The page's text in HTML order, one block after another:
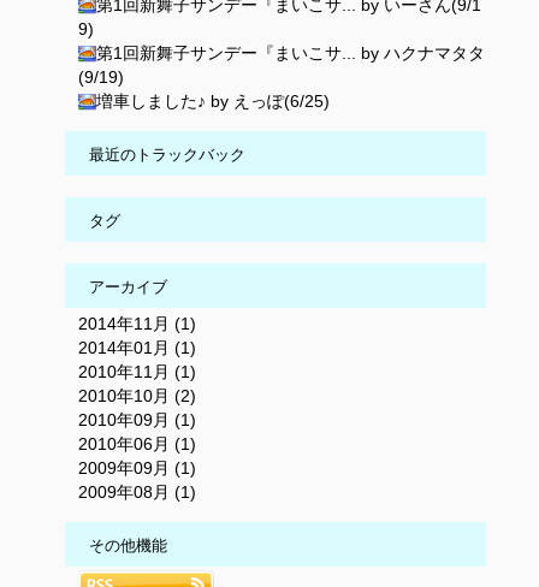
第1回新舞子サンデー『まいこサ... by いーさん(9/1
9)
第1回新舞子サンデー『まいこサ... by ハクナマタタ
(9/19)
増車しました♪ by えっぽ(6/25)
最近のトラックバック
タグ
アーカイブ
2014年11月 (1)
2014年01月 (1)
2010年11月 (1)
2010年10月 (2)
2010年09月 (1)
2010年06月 (1)
2009年09月 (1)
2009年08月 (1)
その他機能